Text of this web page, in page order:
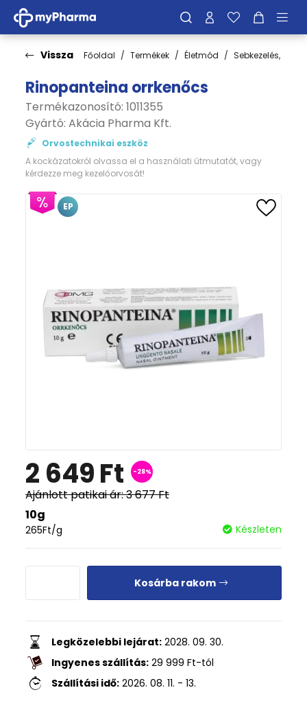
Vissza Főoldal Termékek Életmód Sebkezelés,
Rinopanteina orrkenőcs
Termékazonosító: 1011355
Gyártó: Akácia Pharma Kft.
Orvostechnikai eszköz
A kockázatokról olvassa el a használati útmutatót, vagy
kérdezze meg kezelőorvosát!
EP
2 649Ft -28%
Ajánlott patikai ár:3 677Ft
10g
265Ft/g Készleten
Kosárba rakom
Legközelebbi lejárat: 2028. 09. 30.
Ingyenes szállítás: 29 999 Ft-tól
Szállítási idő: 2026. 08. 11. - 13.